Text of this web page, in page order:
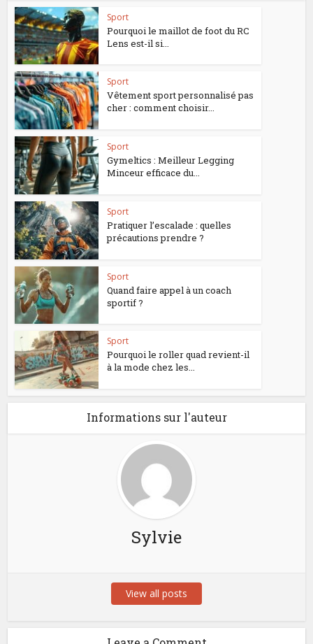
Sport
Pourquoi le maillot de foot du RC
Lens est-il si...
Sport
Vêtement sport personnalisé pas
cher : comment choisir...
Sport
Gymeltics : Meilleur Legging
Minceur efficace du...
Sport
Pratiquer l’escalade : quelles
précautions prendre ?
Sport
Quand faire appel à un coach
sportif ?
Sport
Pourquoi le roller quad revient-il
à la mode chez les...
Informations sur l'auteur
Sylvie
View all posts